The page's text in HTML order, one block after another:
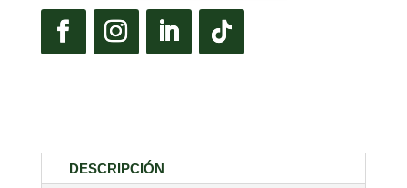
DESCRIPCIÓN